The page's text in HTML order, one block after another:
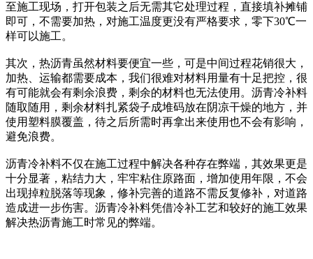
至施工现场，打开包装之后无需其它处理过程，直接填补摊铺
即可，不需要加热，对施工温度更没有严格要求，零下30℃一
样可以施工。
其次，热沥青虽然材料要便宜一些，可是中间过程花销很大，
加热、运输都需要成本，我们很难对材料用量有十足把控，很
有可能就会有剩余浪费，剩余的材料也无法使用。沥青冷补料
随取随用，剩余材料扎紧袋子成堆码放在阴凉干燥的地方，并
使用塑料膜覆盖，待之后所需时再拿出来使用也不会有影响，
避免浪费。
沥青冷补料不仅在施工过程中解决各种存在弊端，其效果更是
十分显著，粘结力大，牢牢粘住原路面，增加使用年限，不会
出现掉粒脱落等现象，修补完善的道路不需反复修补，对道路
造成进一步伤害。沥青冷补料凭借冷补工艺和较好的施工效果
解决热沥青施工时常见的弊端。